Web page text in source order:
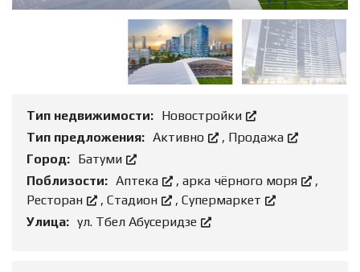
Тип недвижимости: Новостройки
Тип предложения: Активно , Продажа
Город: Батуми
Поблизости: Аптека , арка чёрного моря
,
Ресторан
, Стадион , Супермаркет
Улица: ул. Тбел Абусеридзе